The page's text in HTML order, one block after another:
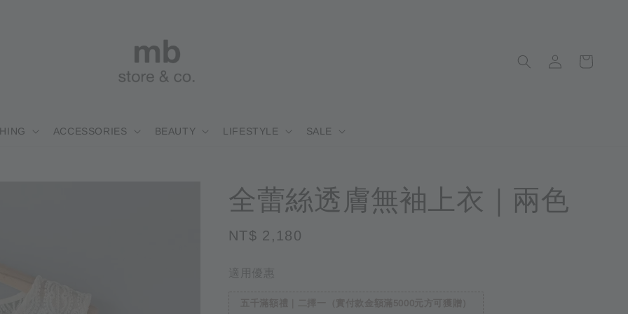
ACCESSORIES BEAUTY LIFESTYLE SALE
全蕾絲透膚無袖上衣｜兩色
Regular
NT$ 2,180
適用優惠